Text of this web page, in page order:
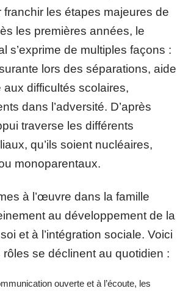
franchir les étapes majeures de
les premières années, le
s’exprime de multiples façons :
lors des séparations, aide
difficultés scolaires,
dans l’adversité. D’après
traverse les différents
qu’ils soient nucléaires,
monoparentaux.
à l’œuvre dans la famille
au développement de la
et à l’intégration sociale. Voici
se déclinent au quotidien :
ouverte et à l’écoute, les